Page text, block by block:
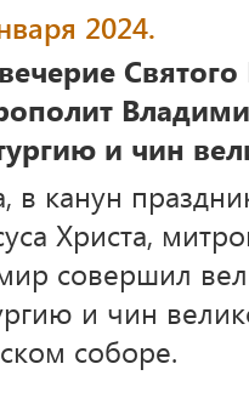
2024.
и чин
в канун
Христа,
совершил
и чин
соборе.